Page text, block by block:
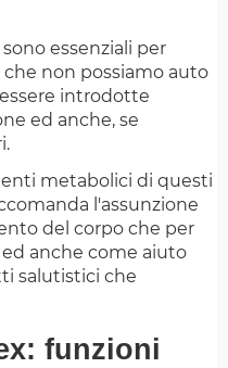
essenziali per
non possiamo auto
introdotte
ed anche, se
metabolici di questi
l'assunzione
del corpo che per
anche come aiuto
salutistici che
funzioni